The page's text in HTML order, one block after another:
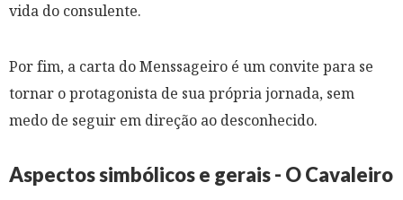
vida do consulente.
Por fim, a carta do Menssageiro é um convite para se
tornar o protagonista de sua própria jornada, sem
medo de seguir em direção ao desconhecido.
Aspectos simbólicos e gerais - O Cavaleiro